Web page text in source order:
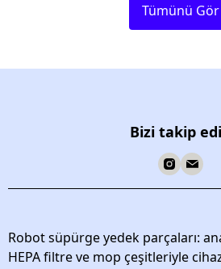
Tümünü Gör
Bizi takip
Robot süpürge yedek parçaları:
HEPA filtre ve mop çeşitleriyle